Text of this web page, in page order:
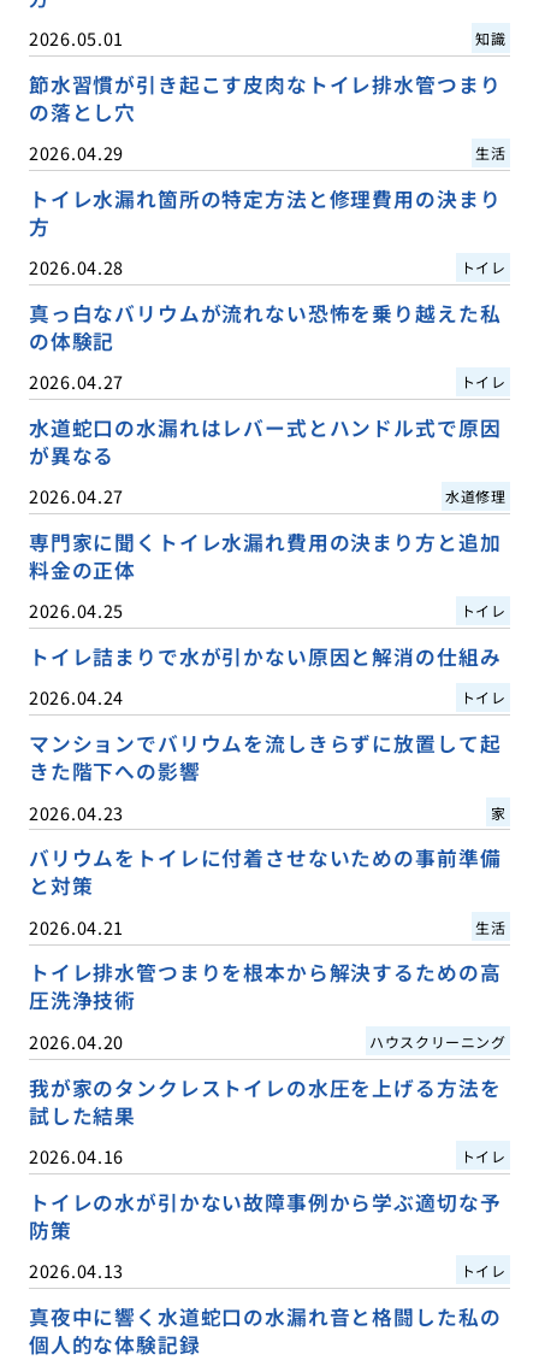
2026.05.01 知識
節水習慣が引き起こす皮肉なトイレ排水管つまり
の落とし穴
2026.04.29 生活
トイレ水漏れ箇所の特定方法と修理費用の決まり
方
2026.04.28 トイレ
真っ白なバリウムが流れない恐怖を乗り越えた私
の体験記
2026.04.27 トイレ
水道蛇口の水漏れはレバー式とハンドル式で原因
が異なる
2026.04.27 水道修理
専門家に聞くトイレ水漏れ費用の決まり方と追加
料金の正体
2026.04.25 トイレ
トイレ詰まりで水が引かない原因と解消の仕組み
2026.04.24 トイレ
マンションでバリウムを流しきらずに放置して起
きた階下への影響
2026.04.23 家
バリウムをトイレに付着させないための事前準備
と対策
2026.04.21 生活
トイレ排水管つまりを根本から解決するための高
圧洗浄技術
2026.04.20 ハウスクリーニング
我が家のタンクレストイレの水圧を上げる方法を
試した結果
2026.04.16 トイレ
トイレの水が引かない故障事例から学ぶ適切な予
防策
2026.04.13 トイレ
真夜中に響く水道蛇口の水漏れ音と格闘した私の
個人的な体験記録